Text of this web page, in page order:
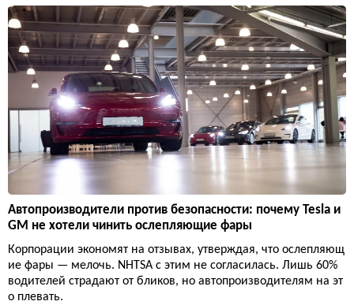
Автопроизводители против безопасности: почему Tesla и
GM не хотели чинить ослепляющие фары
Корпорации экономят на отзывах, утверждая, что ослепляющ
ие фары — мелочь. NHTSA с этим не согласилась. Лишь 60%
водителей страдают от бликов, но автопроизводителям на эт
о плевать.